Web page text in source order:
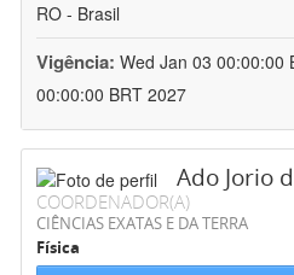
RO - Brasil
Vigência: Wed Jan 03 00:00:00
00:00:00 BRT 2027
Ado Jorio
COORDENADOR(A)
CIÊNCIAS EXATAS E DA TERRA
Física